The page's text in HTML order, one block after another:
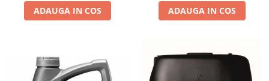
ADAUGA IN COS ADAUGA IN COS